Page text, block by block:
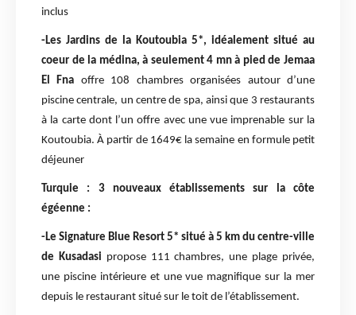
inclus
-Les Jardins de la Koutoubia 5*, idéalement situé au
coeur de la médina, à seulement 4 mn à pied de Jemaa
El Fna offre 108 chambres organisées autour d’une
piscine centrale, un centre de spa, ainsi que 3 restaurants
à la carte dont l’un offre avec une vue imprenable sur la
Koutoubia. À partir de 1649€ la semaine en formule petit
déjeuner
Turquie : 3 nouveaux établissements sur la côte
égéenne :
-Le Signature Blue Resort 5* situé à 5 km du centre-ville
de Kusadasi propose 111 chambres, une plage privée,
une piscine intérieure et une vue magnifique sur la mer
depuis le restaurant situé sur le toit de l’établissement.